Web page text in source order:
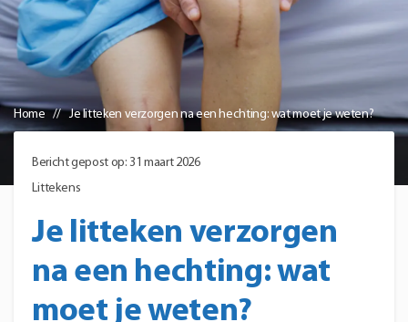
Home Je litteken verzorgen na een hechting: wat moet je weten?
Bericht gepost op: 31 maart 2026
Littekens
Je litteken verzorgen
na een hechting: wat
moet je weten?